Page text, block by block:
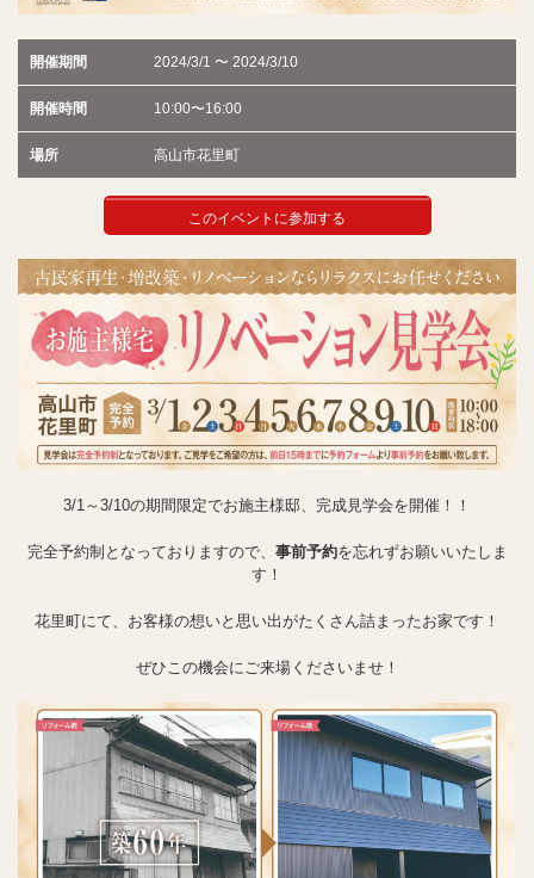
開催期間 2024/3/1 〜 2024/3/10
開催時間 10:00〜16:00
場所 高山市花里町
このイベントに参加する
3/1～3/10の期間限定でお施主様邸、完成見学会を開催！！
完全予約制となっておりますので、 事前予約を忘れずお願いいたしま
す！
花里町にて、お客様の想いと思い出がたくさん詰まったお家です！
ぜひこの機会にご来場くださいませ！